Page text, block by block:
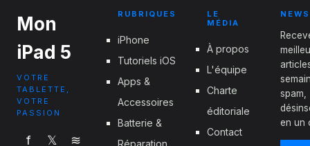
Mon
iPad 5
VOTRE
TABLETTE,
VOTRE
PASSION
f 𝕏 ≋
RUBRIQUES
iPhone
Tutoriels iOS
Apps &
Accessoires
Batterie &
LE
MÉDIA
À propos
L'équipe
Charte
éditoriale
Contact
spam,
en un